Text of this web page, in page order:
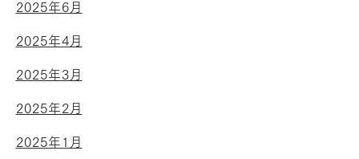
2025年6月
2025年4月
2025年3月
2025年2月
2025年1月